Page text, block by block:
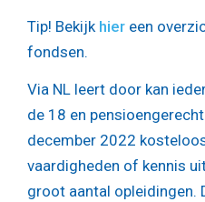
Tip! Bekijk hier een
fondsen.
Via NL leert door kan
de 18 en
december 2022
vaardigheden of kennis
groot aantal opleidingen.